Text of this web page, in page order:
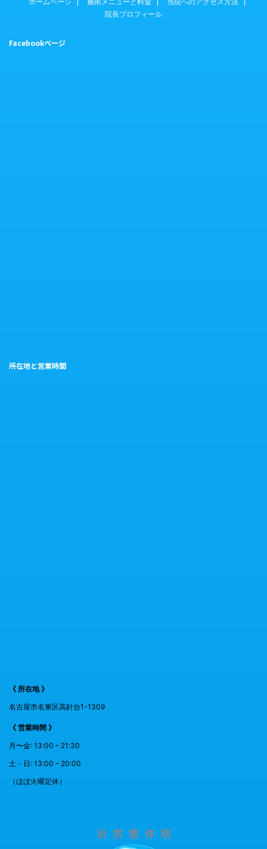
院長プロフィール
Facebookページ
所在地と営業時間
《 所在地 》
名古屋市名東区高針台1-1309
《 営業時間 》
月〜金: 13:00 – 21:30
土・日: 13:00 – 20:00
（ほぼ火曜定休）